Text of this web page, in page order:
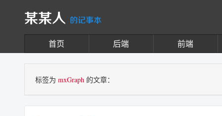
某某人 的记事本
首页 后端 前端
标签为 mxGraph 的文章：